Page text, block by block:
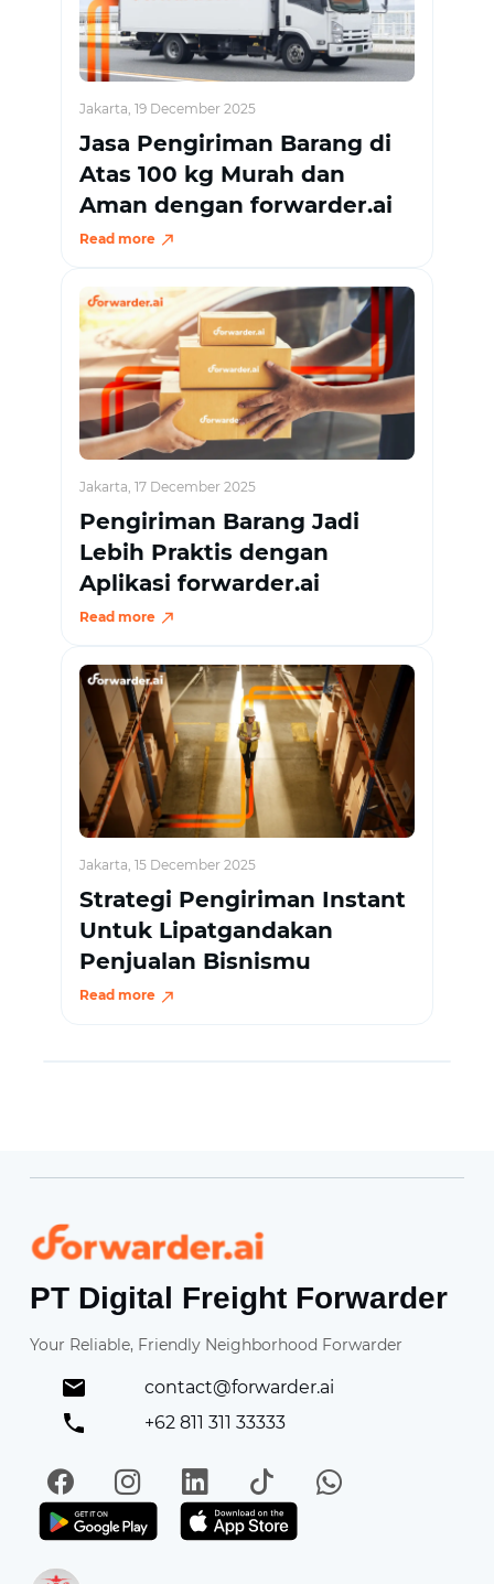
Jakarta, 19 December 2025
Jasa Pengiriman Barang di
Atas 100 kg Murah dan
Aman dengan forwarder.ai
Read more
Jakarta, 17 December 2025
Pengiriman Barang Jadi
Lebih Praktis dengan
Aplikasi forwarder.ai
Read more
Jakarta, 15 December 2025
Strategi Pengiriman Instant
Untuk Lipatgandakan
Penjualan Bisnismu
Read more
Forwarder
PT Digital Freight Forwarder
Your Reliable, Friendly Neighborhood Forwarder
contact@forwarder.ai
+62 811 311 33333
FacebookInstagramLinkedIn
TikTokWhatsApp
Get it on Play StoreGet in on App Store